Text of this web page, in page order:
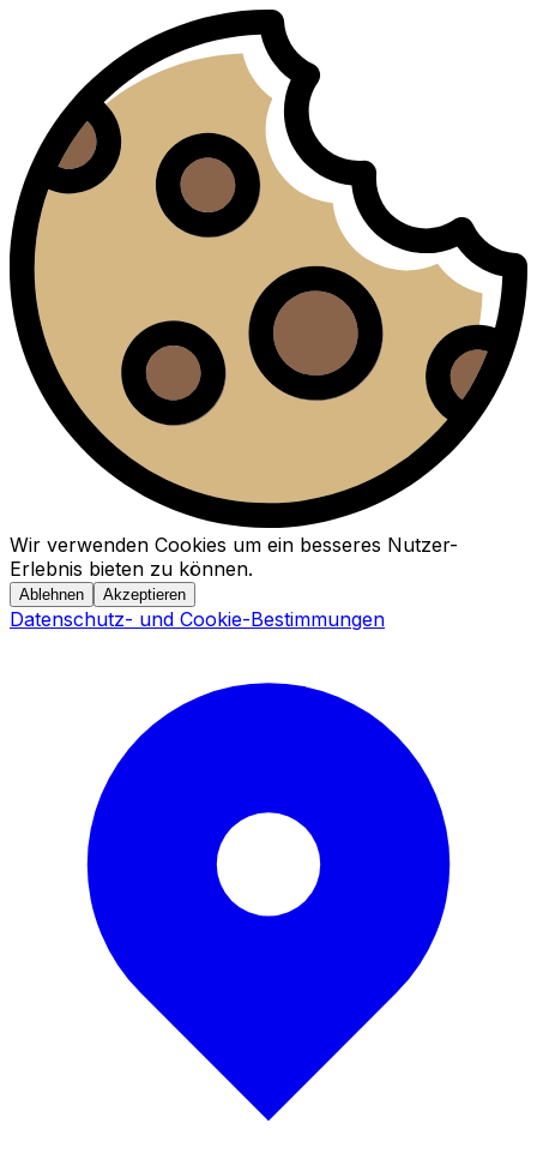
Wir verwenden Cookies um ein besseres Nutzer-
Erlebnis bieten zu können.
Ablehnen Akzeptieren
Datenschutz- und Cookie-Bestimmungen